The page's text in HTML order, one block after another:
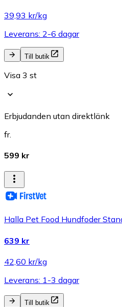
39,93 kr/kg
Leverans: 2-6 dagar
Till butik
Visa 3 st
Erbjudanden utan direktlänk
fr.
599 kr
Halla Pet Food Hundfoder
639 kr
42,60 kr/kg
Leverans: 1-3 dagar
Till butik